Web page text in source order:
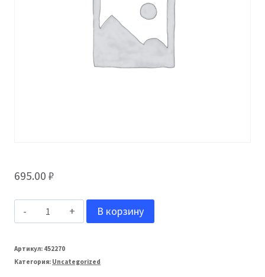
695.00 ₽
Количество
МеталлПрофиль
120/86
В корзину
Артикул: 452270
Категория: Uncategorized